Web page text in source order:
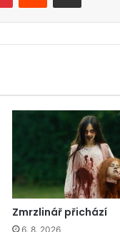
Zmrzlinář přichází
6. 8. 2026